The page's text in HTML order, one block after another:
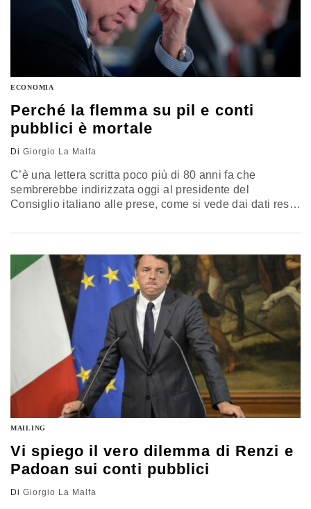
ECONOMIA
Perché la flemma su pil e conti
pubblici è mortale
Di Giorgio La Malfa
C’è una lettera scritta poco più di 80 anni fa che
sembrerebbe indirizzata oggi al presidente del
Consiglio italiano alle prese, come si vede dai dati resi
doppio obiettivo: la ripresa e le riforme –…
MAILING
Vi spiego il vero dilemma di Renzi e
Padoan sui conti pubblici
Di Giorgio La Malfa